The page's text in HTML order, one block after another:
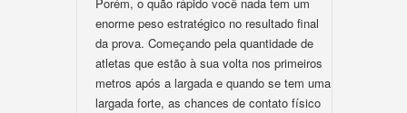
enorme peso estratégico no resultado final
da prova. Começando pela quantidade de
atletas que estão à sua volta nos primeiros
metros após a largada e quando se tem uma
largada forte, as chances de contato físico